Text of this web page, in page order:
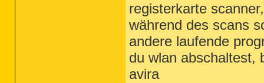
registerkarte
während des scans
andere laufende
du wlan abschaltest,
avira